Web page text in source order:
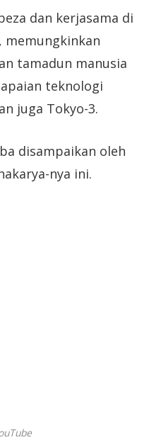
dan kerjasama di
tamadun manusia
teknologi
juga Tokyo-3.
disampaikan oleh
nya ini.